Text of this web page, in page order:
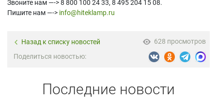
Звоните нам —-> 8 800 100 24 33, 8 495 204 15 08.
Пишите нам —-> info@hiteklamp.ru
Назад к списку новостей
628 просмотров
Поделиться новостью:
Последние новости